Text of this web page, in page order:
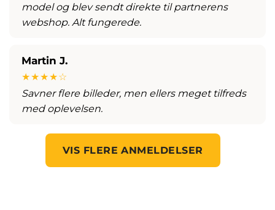
model og blev sendt direkte til partnerens
webshop. Alt fungerede.
Martin J.
★★★★☆
Savner flere billeder, men ellers meget tilfreds
med oplevelsen.
VIS FLERE ANMELDELSER